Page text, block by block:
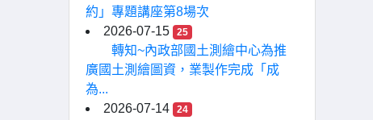
約」專題講座第8場次
2026-07-15
25
轉知~內政部國土測繪中心為推
廣國土測繪圖資，業製作完成「成
為...
2026-07-14
24